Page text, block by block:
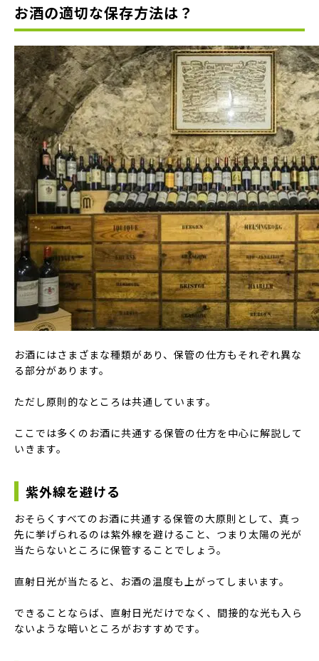
お酒の適切な保存方法は？
お酒にはさまざまな種類があり、保管の仕方もそれぞれ異な
る部分があります。
ただし原則的なところは共通しています。
ここでは多くのお酒に共通する保管の仕方を中心に解説して
いきます。
紫外線を避ける
おそらくすべてのお酒に共通する保管の大原則として、真っ
先に挙げられるのは紫外線を避けること、つまり太陽の光が
当たらないところに保管することでしょう。
直射日光が当たると、お酒の温度も上がってしまいます。
できることならば、直射日光だけでなく、間接的な光も入ら
ないような暗いところがおすすめです。